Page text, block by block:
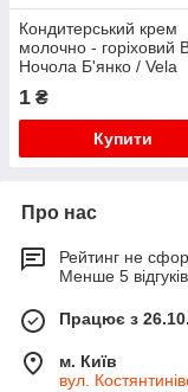
Кондитерський крем
молочно - горіховий
Ночола Б'янко / Vela
Nocciola Bianca, 6 кг
1 ₴
Купити
Про нас
Рейтинг не
Менше 5
Працює з
м. Київ
вул.